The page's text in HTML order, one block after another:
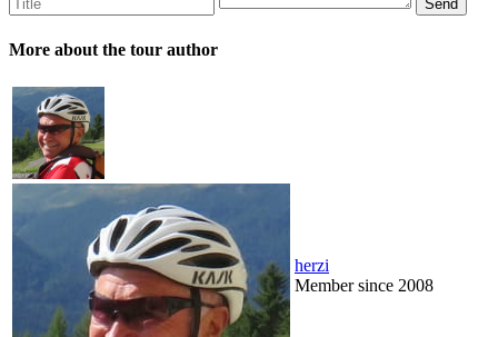
More about the tour author
herzi
Member since 2008